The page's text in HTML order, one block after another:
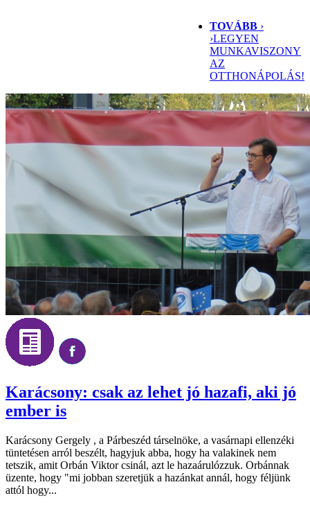
TOVÁBB ›
›LEGYEN
MUNKAVISZONY
AZ
OTTHONÁPOLÁS!
Karácsony: csak az lehet jó hazafi, aki jó
ember is
Karácsony Gergely , a Párbeszéd társelnöke, a vasárnapi ellenzéki
tüntetésen arról beszélt, hagyjuk abba, hogy ha valakinek nem
tetszik, amit Orbán Viktor csinál, azt le hazaárulózzuk. Orbánnak
üzente, hogy "mi jobban szeretjük a hazánkat annál, hogy féljünk
attól hogy...